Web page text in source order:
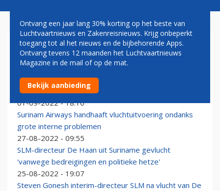
PAUL DE HAAN
'Topman De Haan van Surinam Airways vluchtte niet,
president Santokhi wist ervan'
01-09-2022 - 18:10
Surinam Airways handhaaft vluchtuitvoering ondanks
grote interne problemen
27-08-2022 - 09:55
SLM-directeur De Haan uit Suriname gevlucht
'vanwege bedreigingen en politieke hetze'
25-08-2022 - 19:07
Steven Gonesh interim-directeur SLM na vlucht van De
Ontvang een jaar lang 30% korting op het beste van
Luchtvaartnieuws en Zakenreisnieuws. Krijg onbeperkt
toegang tot al het nieuws en de bijbehorende Apps.
Ontvang tevens 12 maanden het Luchtvaartnieuws
Magazine in de mail of op de mat.
Bekijk aanbieding